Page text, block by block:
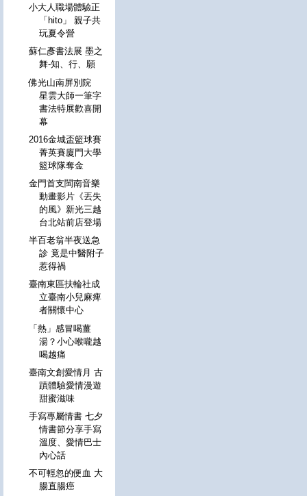
小大人職場體驗正
「hito」 親子共
玩夏令營
蘇仁彥書法展 墨之
舞-知、行、願
佛光山南屏別院
星雲大師一筆字
書法特展歡喜開
幕
2016金城盃籃球賽
菁英賽廈門大學
籃球隊奪金
金門首支閩南音樂
動畫影片《丟失
的風》新光三越
台北站前店登場
半百老翁半夜送急
診 竟是中醫附子
惹得禍
臺南東區扶輪社成
立臺南小兒麻痺
者關懷中心
「熱」感冒喝薑
湯？小心喉嚨越
喝越痛
臺南文創愛情月 古
蹟體驗愛情漫遊
甜蜜滋味
手寫專屬情書 七夕
情書節分享手寫
溫度、愛情巴士
內心話
不可輕忽的便血 大
腸直腸癌